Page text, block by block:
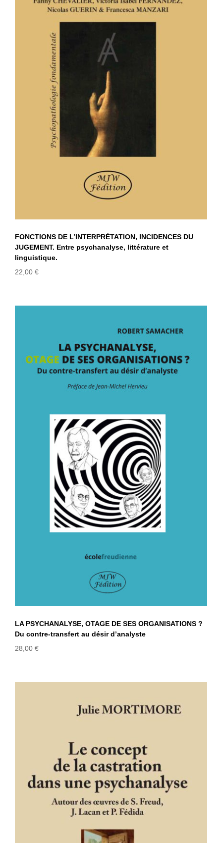
FONCTIONS DE L’INTERPRÉTATION,
INCIDENCES DU JUGEMENT. Entre
psychanalyse, littérature et
linguistique.
FONCTIONS DE L’INTERPRÉTATION, INCIDENCES DU
JUGEMENT. Entre psychanalyse, littérature et
linguistique.
22,00 €
LA PSYCHANALYSE, OTAGE DE SES
ORGANISATIONS ? Du contre-
transfert au désir d’analyste
LA PSYCHANALYSE, OTAGE DE SES ORGANISATIONS ?
Du contre-transfert au désir d’analyste
28,00 €
Le concept de la castration dans une
psychanalyse